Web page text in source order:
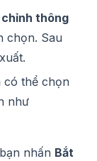
thông
chọn. Sau
có thể chọn
như
nhấn Bắt